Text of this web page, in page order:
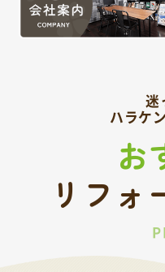
迷
ハラケ
お
リフォ